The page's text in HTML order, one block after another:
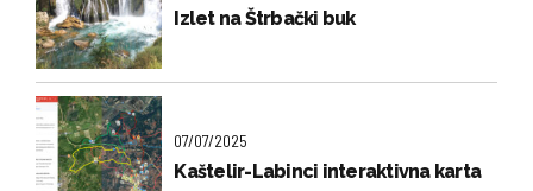
Izlet na Štrbački buk
07/07/2025
Kaštelir-Labinci interaktivna karta